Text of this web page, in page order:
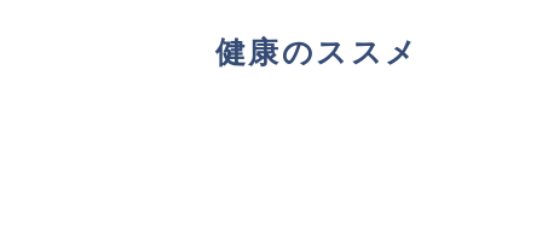
健康のススメ